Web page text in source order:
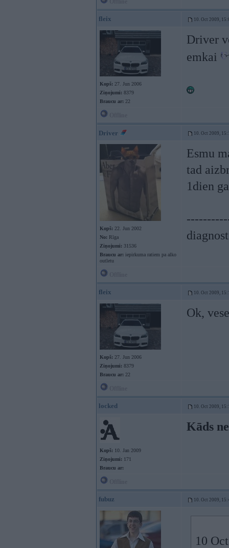
fleix 10. Oct 2009,
Kopš: 27. Jun 2006
Ziņojumi: 8379
Braucu ar: 22
Driver
emkai
Driver 10. Oct 2009,
Kopš: 22. Jun 2002
No: Rīga
Ziņojumi: 31536
Braucu ar: iepirkuma ratiem pa alko
outletu
Esmu
tad
1dien
fleix 10. Oct 2009,
Kopš: 27. Jun 2006
Ziņojumi: 8379
Braucu ar: 22
Ok,
locked 10. Oct 2009,
Kopš: 10. Jan 2009
Ziņojumi: 171
Braucu ar:
Kāds
fubuz 10. Oct 2009,
10